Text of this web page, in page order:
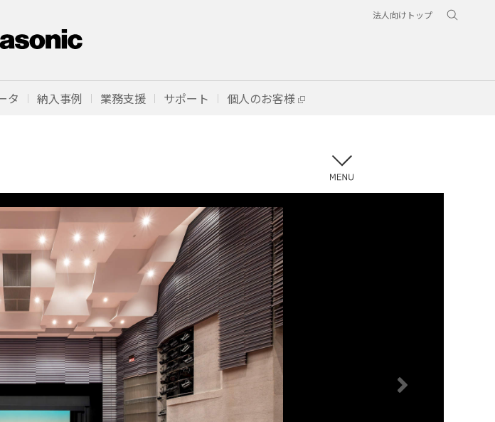
法人向けトップ
タ 納入事例 業務支援 サポート 個人のお客様